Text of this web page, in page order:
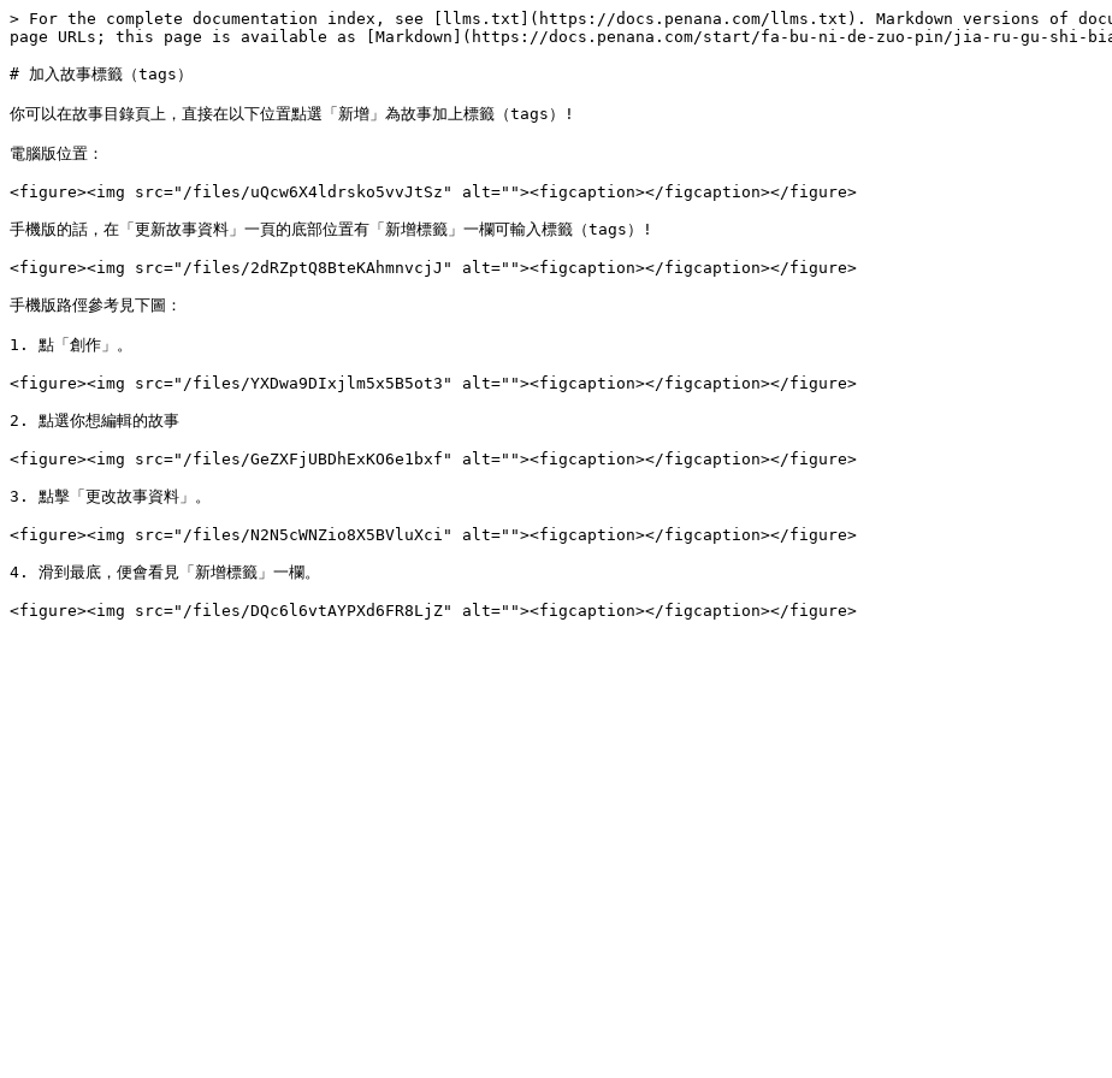
> For the complete documentation index, see [llms.txt](https://docs.penana.com/llms.txt). Markdown versions of
page URLs; this page is available as [Markdown](https://docs.penana.com/start/fa-bu-ni-de-zuo-pin/jia-ru-gu-shi-
# 加入故事標籤（tags）
你可以在故事目錄頁上，直接在以下位置點選「新增」為故事加上標籤（tags）!
電腦版位置：
<figure><img src="/files/uQcw6X4ldrsko5vvJtSz" alt=""><figcaption></figcaption></figure>
手機版的話，在「更新故事資料」一頁的底部位置有「新增標籤」一欄可輸入標籤（tags）!
<figure><img src="/files/2dRZptQ8BteKAhmnvcjJ" alt=""><figcaption></figcaption></figure>
手機版路俓參考見下圖：
1. 點「創作」。
<figure><img src="/files/YXDwa9DIxjlm5x5B5ot3" alt=""><figcaption></figcaption></figure>
2. 點選你想編輯的故事
<figure><img src="/files/GeZXFjUBDhExKO6e1bxf" alt=""><figcaption></figcaption></figure>
3. 點擊「更改故事資料」。
<figure><img src="/files/N2N5cWNZio8X5BVluXci" alt=""><figcaption></figcaption></figure>
4. 滑到最底，便會看見「新增標籤」一欄。